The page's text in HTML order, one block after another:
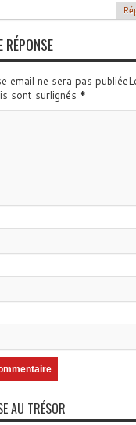
RÉPONSE
email ne sera pas
sont surlignés *
AU TRÉSOR